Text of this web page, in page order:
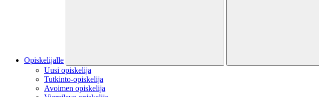
Opiskelijalle
Uusi opiskelija
Tutkinto-opiskelija
Avoimen opiskelija